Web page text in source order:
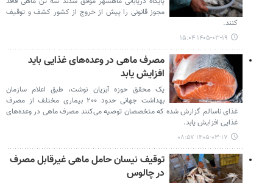
مجوز قانونی را پیش از خروج از کشور کشف و توقیف
کنند.
۱۴۰۵-۰۳-۱۹ ۱۵:۰۴
مصرف ماهی در وعده‌های غذایی باید
افزایش یابد
یک محقق حوزه آبزیان نوشت، طبق اعلام سازمان
بهداشت جهانی حدود ۲۰۰ بیماری مختلف از مصرف
غذای ناسالم گزارش شده که متخصصان توصیه می‌کنند مصرف ماهی در وعده‌های
غذایی افزایش یابد.
۱۴۰۵-۰۳-۱۷ ۰۸:۵۷
توقیف نیسان حامل ماهی غیرقابل مصرف
در چالوس